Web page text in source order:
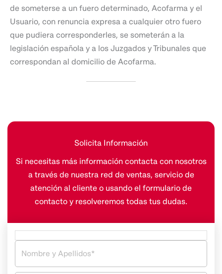
de someterse a un fuero determinado, Acofarma y el
Usuario, con renuncia expresa a cualquier otro fuero
que pudiera corresponderles, se someterán a la
legislación española y a los Juzgados y Tribunales que
correspondan al domicilio de Acofarma.
Solicita Información
Si necesitas más información contacta con nosotros
a través de nuestra red de ventas, servicio de
atención al cliente o usando el formulario de
contacto y resolveremos todas tus dudas.